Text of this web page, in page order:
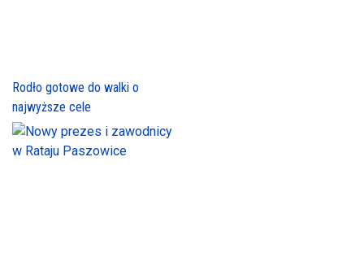
Rodło gotowe do walki o
najwyższe cele